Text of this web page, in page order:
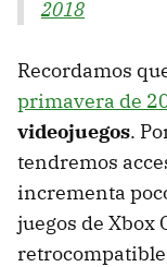
2018
Recordamos
primavera de
videojuegos.
tendremos
incrementa
juegos de Xbox